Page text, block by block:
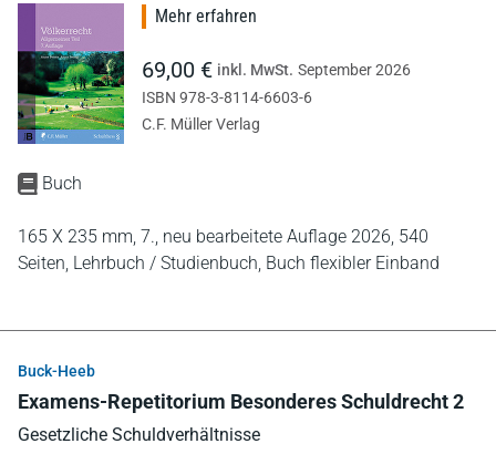
Buch
165 X 235 mm, 7., neu bearbeitete Auflage 2026, 540
Seiten, Lehrbuch / Studienbuch, Buch flexibler Einband
Mehr erfahren
69,00 € inkl. MwSt. September 2026
ISBN 978-3-8114-6603-6
C.F. Müller Verlag
Buck-Heeb
Examens-Repetitorium Besonderes Schuldrecht 2
Gesetzliche Schuldverhältnisse